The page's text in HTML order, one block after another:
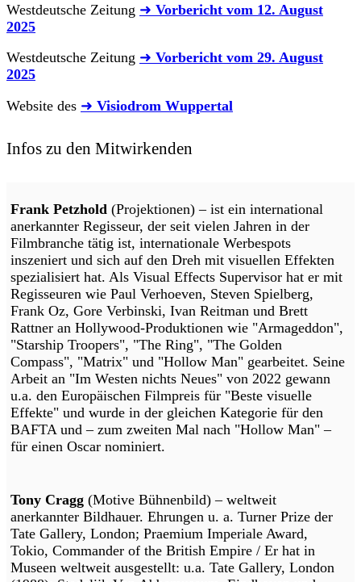
Westdeutsche Zeitung ➜ Vorbericht vom 12. August
2025
Westdeutsche Zeitung ➜ Vorbericht vom 29. August
2025
Website des ➜ Visiodrom Wuppertal
Infos zu den Mitwirkenden
Frank Petzhold (Projektionen) – ist ein international
anerkannter Regisseur, der seit vielen Jahren in der
Filmbranche tätig ist, internationale Werbespots
inszeniert und sich auf den Dreh mit visuellen Effekten
spezialisiert hat. Als Visual Effects Supervisor hat er mit
Regisseuren wie Paul Verhoeven, Steven Spielberg,
Frank Oz, Gore Verbinski, Ivan Reitman und Brett
Rattner an Hollywood-Produktionen wie "Armageddon",
"Starship Troopers", "The Ring", "The Golden
Compass", "Matrix" und "Hollow Man" gearbeitet. Seine
Arbeit an "Im Westen nichts Neues" von 2022 gewann
u.a. den Europäischen Filmpreis für "Beste visuelle
Effekte" und wurde in der gleichen Kategorie für den
BAFTA und – zum zweiten Mal nach "Hollow Man" –
für einen Oscar nominiert.
Tony Cragg (Motive Bühnenbild) – weltweit
anerkannter Bildhauer. Ehrungen u. a. Turner Prize der
Tate Gallery, London; Praemium Imperiale Award,
Tokio, Commander of the British Empire / Er hat in
Museen weltweit ausgestellt: u.a. Tate Gallery, London